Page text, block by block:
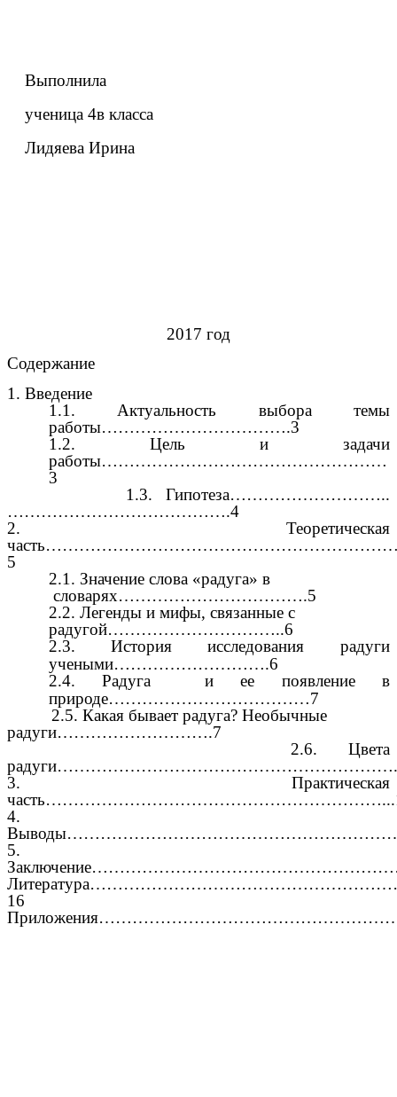
Выполнила
ученица 4в класса
Лидяева Ирина
2017 год
Содержание
1. Введение
1.1. Актуальность выбора темы
работы…………………………….3
1.2. Цель и задачи
работы……………………………………………
3
1.3. Гипотеза………………………..
………………………………….4
2. Теоретическая
5
2.1. Значение слова «радуга» в
словарях…………………………….5
2.2. Легенды и мифы, связанные с
радугой…………………………..6
2.3.
История исследования радуги
учеными……………………….6
2.4.
Радуга и ее появление в
природе………………………………7
2.5. Какая бывает радуга? Необычные
радуги……………………….7
2.6. Цвета
3. Практическая
4.
5.
16